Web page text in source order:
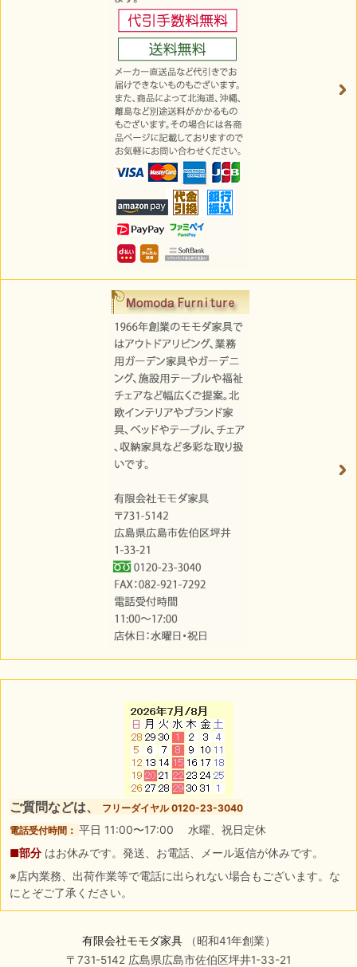
ご質問などは、
フリーダイヤル 0120-23-3040
電話受付時間： 平日 11:00〜17:00 水曜、祝日定休
■部分 はお休みです。発送、お電話、メール返信が休みです。
※店内業務、出荷作業等で電話に出られない場合もございます。な
にとぞご了承ください。
有限会社モモダ家具（昭和41年創業）
〒731-5142 広島県広島市佐伯区坪井1-33-21